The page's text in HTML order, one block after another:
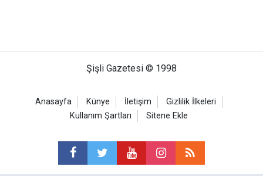
Şişli Gazetesi © 1998
Anasayfa Künye İletişim
Gizlilik İlkeleri
Kullanım Şartları
Sitene Ekle